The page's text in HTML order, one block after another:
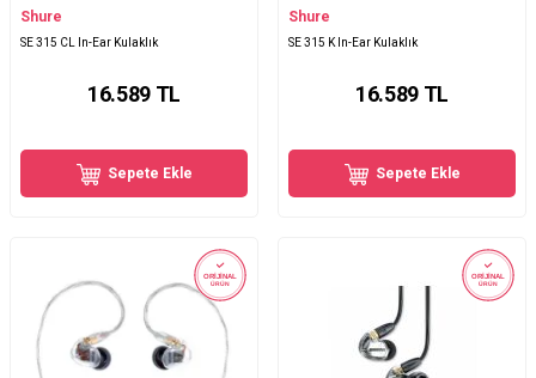
Shure
SE 315 CL In-Ear Kulaklık
16.589TL
Sepete Ekle
Shure
SE 315 K In-Ear Kulaklık
16.589TL
Sepete Ekle
ORİJİNAL
ÜRÜN
ORİJİNAL
ÜRÜN